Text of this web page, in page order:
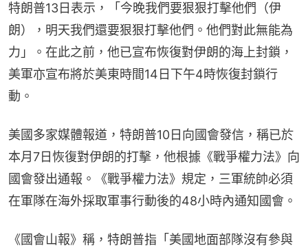
特朗普13日表示，「今晚我們要狠狠打擊他們（伊
朗），明天我們還要狠狠打擊他們。他們對此無能為
力」。在此之前，他已宣布恢復對伊朗的海上封鎖，
美軍亦宣布將於美東時間14日下午4時恢復封鎖行
動。
美國多家媒體報道，特朗普10日向國會發信，稱已於
本月7日恢復對伊朗的打擊，他根據《戰爭權力法》向
國會發出通報。《戰爭權力法》規定，三軍統帥必須
在軍隊在海外採取軍事行動後的48小時內通知國會。
《國會山報》稱，特朗普指「美國地面部隊沒有參與